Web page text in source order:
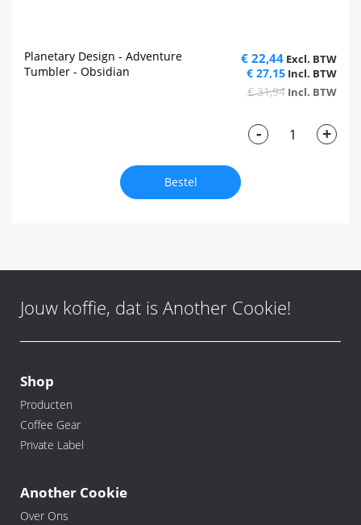
Planetary Design - Adventure
Tumbler - Obsidian
€ 22,44
€ 27,15
€ 31,94
- +
Bestel
Jouw koffie, dat is Another Cookie!
Shop
Producten
Coffee Gear
Private Label
Another Cookie
Over Ons